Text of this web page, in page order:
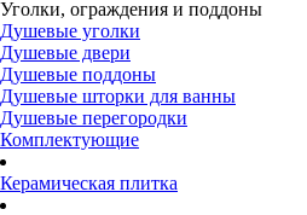
Уголки, ограждения и поддоны
Душевые уголки
Душевые двери
Душевые поддоны
Душевые шторки для ванны
Душевые перегородки
Комплектующие
Керамическая плитка